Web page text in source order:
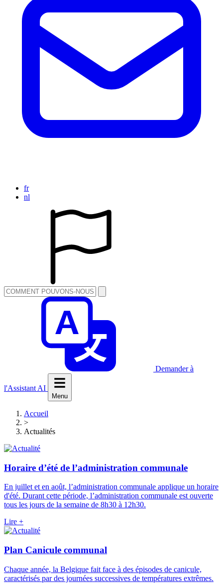
fr
nl
Demander à
l'Assistant AI
Menu
Accueil
>
Actualités
Horaire d’été de l’administration communale
En juillet et en août, l’administration communale applique un horaire
d'été. Durant cette période, l’administration communale est ouverte
tous les jours de la semaine de 8h30 à 12h30.
Lire +
Plan Canicule communal
Chaque année, la Belgique fait face à des épisodes de canicule,
caractérisés par des journées successives de températures extrêmes.